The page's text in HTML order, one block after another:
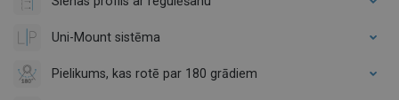
Uni-Mount sistēma
Pielikums, kas rotē par 180 grādiem